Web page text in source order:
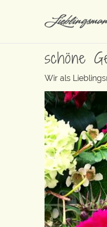
schöne
Wir als